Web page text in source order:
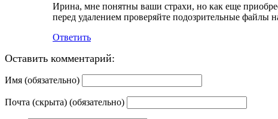
Ирина, мне понятны ваши страхи, но как еще
перед удалением проверяйте подозрительные файлы
Ответить
Оставить комментарий:
Имя (обязательно)
Почта (скрыта) (обязательно)